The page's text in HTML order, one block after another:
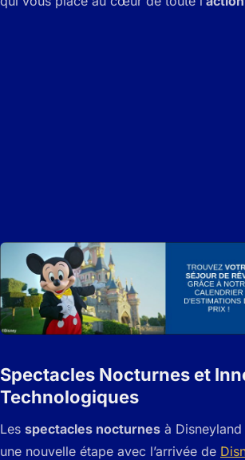
Spectacles Nocturnes et
Technologiques
Les spectacles nocturnes à
une nouvelle étape avec l’arrivée de